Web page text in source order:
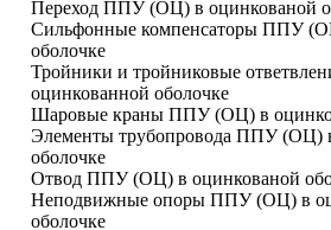
Переход ППУ (ОЦ) в оцинкованой
Сильфонные компенсаторы ППУ
оболочке
Тройники и тройниковые
оцинкованной оболочке
Шаровые краны ППУ (ОЦ) в
Элементы трубопровода ППУ (ОЦ)
оболочке
Отвод ППУ (ОЦ) в оцинкованой
Неподвижные опоры ППУ (ОЦ) в
оболочке